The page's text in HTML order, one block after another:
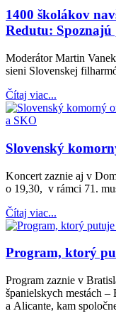
1400 školákov
Redutu:
Moderátor Martin
sieni Slovenskej
Čítaj viac...
Slovenský
Koncert zaznie aj v
o 19,30, v rámci 71.
Čítaj viac...
Program, ktorý
Program zaznie v
španielskych mestách
a Alicante, kam